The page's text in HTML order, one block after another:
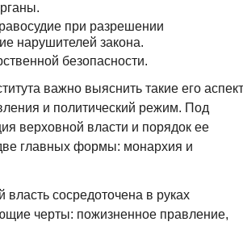
при разрешении
нарушителей закона.
безопасности.
важно выяснить такие его
и политический режим. Под
верховной власти и порядок ее
главных формы: монархия и
сосредоточена в руках
черты: пожизненное правление,